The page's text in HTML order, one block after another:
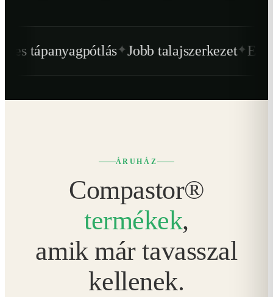
✦Jobb talajszerkezet✦Egészségesebb
ÁRUHÁZ
Compastor®
termékek,
amik már tavasszal
kellenek.